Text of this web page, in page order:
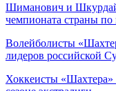
Шиманович и Шкурдай
чемпионата страны
Волейболисты
лидеров российской
Хоккеисты «Шахтера»